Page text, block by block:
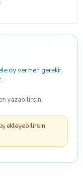
oy vermen gerekir.
yazabilirsin.
ekleyebilirsin